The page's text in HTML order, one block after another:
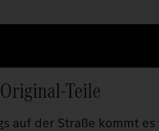
Teile
auf der Straße kommt